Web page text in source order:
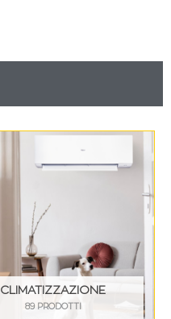
CLIMATIZZAZIONE
89 PRODOTTI